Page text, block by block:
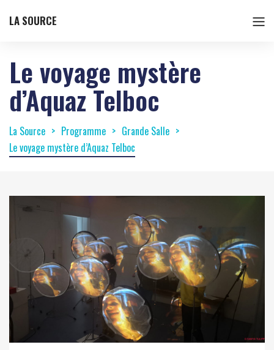
LA SOURCE
Le voyage mystère
d’Aquaz Telboc
La Source Programme
Grande Salle
Le voyage mystère d’Aquaz Telboc